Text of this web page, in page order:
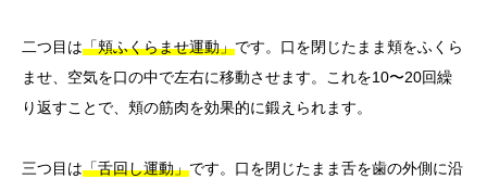
二つ目は「頬ふくらませ運動」です。口を閉じたまま頬をふくら
ませ、空気を口の中で左右に移動させます。これを10〜20回繰
り返すことで、頬の筋肉を効果的に鍛えられます。
三つ目は「舌回し運動」です。口を閉じたまま舌を歯の外側に沿